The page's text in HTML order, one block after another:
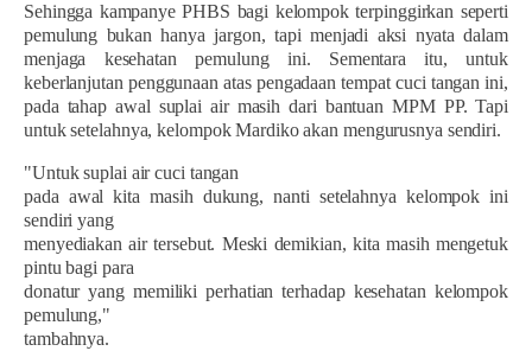
Sehingga kampanye PHBS bagi kelompok terpinggirkan seperti
pemulung bukan hanya jargon, tapi menjadi aksi nyata dalam
menjaga kesehatan pemulung ini. Sementara itu, untuk
keberlanjutan penggunaan atas pengadaan tempat cuci tangan ini,
pada tahap awal suplai air masih dari bantuan MPM PP. Tapi
untuk setelahnya, kelompok Mardiko akan mengurusnya sendiri.
"Untuk suplai air cuci tangan
pada awal kita masih dukung, nanti setelahnya kelompok ini
sendiri yang
menyediakan air tersebut. Meski demikian, kita masih mengetuk
pintu bagi para
donatur yang memiliki perhatian terhadap kesehatan kelompok
pemulung,"
tambahnya.